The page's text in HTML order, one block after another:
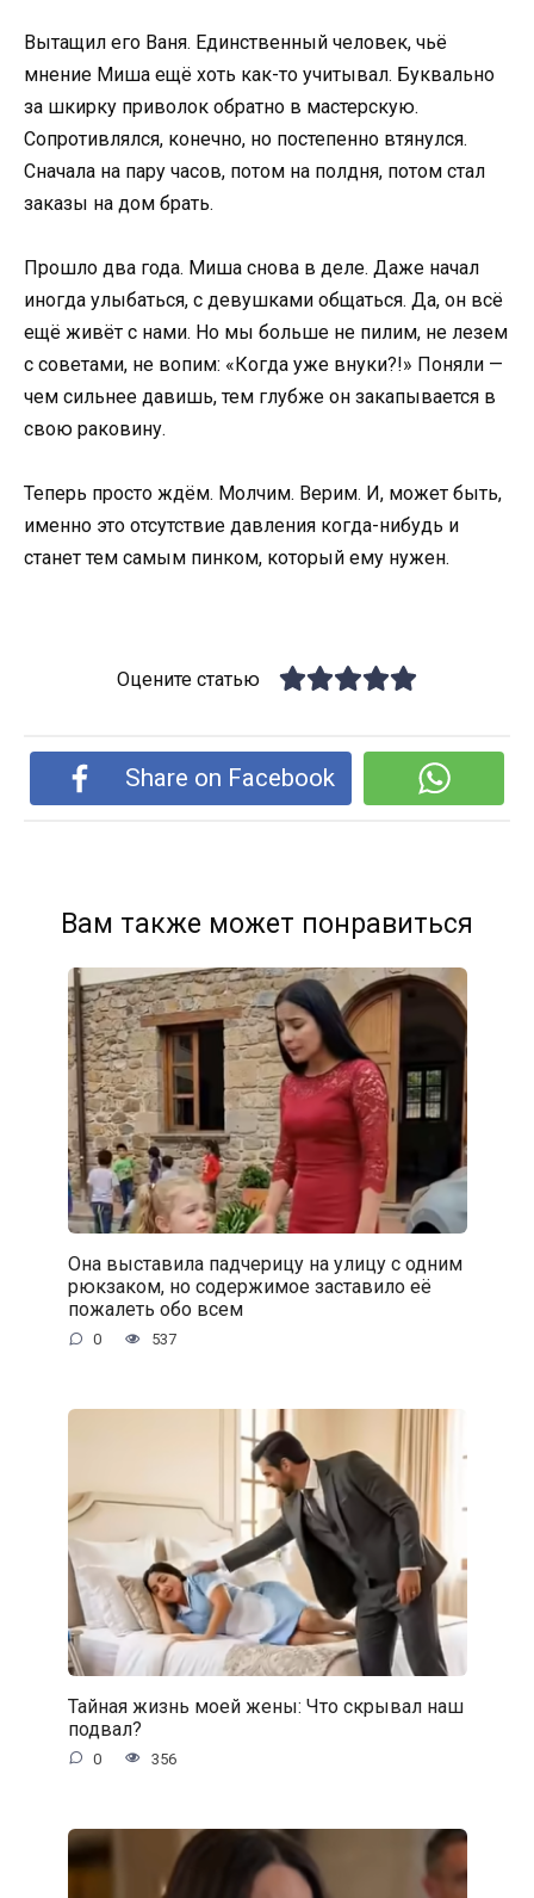
Вытащил его Ваня. Единственный человек, чьё
мнение Миша ещё хоть как-то учитывал. Буквально
за шкирку приволок обратно в мастерскую.
Сопротивлялся, конечно, но постепенно втянулся.
Сначала на пару часов, потом на полдня, потом стал
заказы на дом брать.
Прошло два года. Миша снова в деле. Даже начал
иногда улыбаться, с девушками общаться. Да, он всё
ещё живёт с нами. Но мы больше не пилим, не лезем
с советами, не вопим: «Когда уже внуки?!» Поняли —
чем сильнее давишь, тем глубже он закапывается в
свою раковину.
Теперь просто ждём. Молчим. Верим. И, может быть,
именно это отсутствие давления когда-нибудь и
станет тем самым пинком, который ему нужен.
Оцените статью
Share on Facebook
Вам также может понравиться
Она выставила падчерицу на улицу с одним
рюкзаком, но содержимое заставило её
пожалеть обо всем
0 537
Тайная жизнь моей жены: Что скрывал наш
подвал?
0 356